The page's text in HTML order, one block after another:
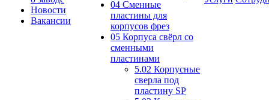
Новости
Вакансии
04 Сменные
пластины для
корпусов фрез
05 Корпуса свёрл со
сменными
пластинами
5.02 Корпусные
сверла под
пластину SP